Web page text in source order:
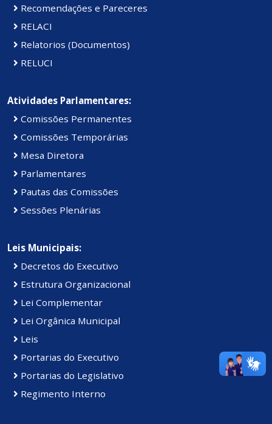
Recomendações e Pareceres
RELACI
Relatorios (Documentos)
RELUCI
Atividades Parlamentares:
Comissões Permanentes
Comissões Temporárias
Mesa Diretora
Parlamentares
Pautas das Comissões
Sessões Plenárias
Leis Municipais:
Decretos do Executivo
Estrutura Organizacional
Lei Complementar
Lei Orgânica Municipal
Leis
Portarias do Executivo
Portarias do Legislativo
Regimento Interno